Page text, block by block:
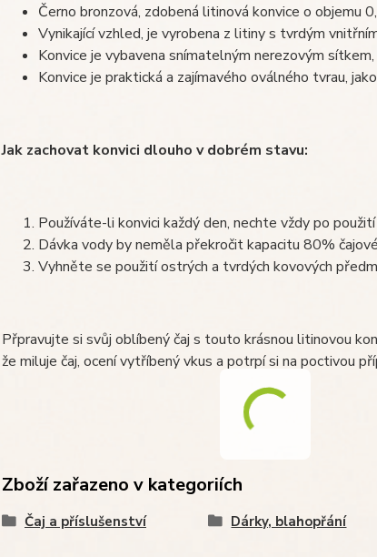
Černo bronzová, zdobená litinová konvice o objemu
Vynikající vzhled, je vyrobena z litiny s tvrdým
Konvice je vybavena snímatelným nerezovým
Konvice je praktická a zajímavého oválného tvrau,
Jak zachovat konvici dlouho v dobrém stavu:
Používáte-li konvici každý den, nechte vždy po
Dávka vody by neměla překročit kapacitu 80%
Vyhněte se použití ostrých a tvrdých kovových
Přpravujte si svůj oblíbený čaj s touto krásnou litinovou
že miluje čaj, ocení vytříbený vkus a potrpí si na poctivou
Zboží zařazeno v kategoriích
Čaj a příslušenství Dárky, blahopřání